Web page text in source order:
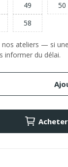
49 50
58
ateliers — si
informer du délai.